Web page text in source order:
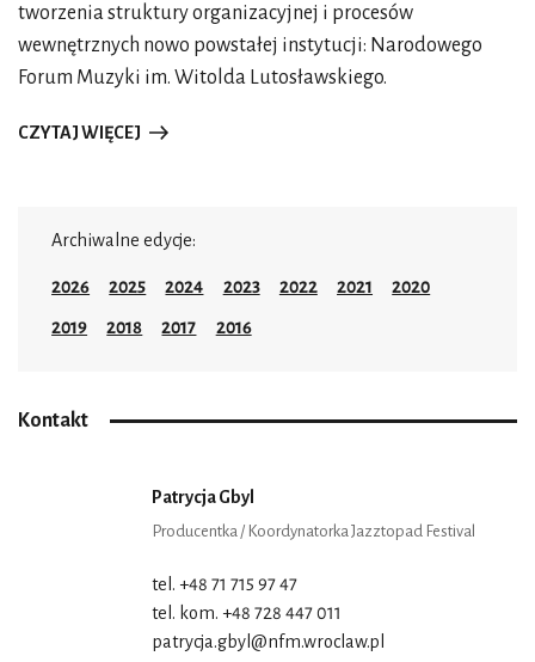
tworzenia struktury organizacyjnej i procesów
wewnętrznych nowo powstałej instytucji: Narodowego
Forum Muzyki im. Witolda Lutosławskiego.
CZYTAJ WIĘCEJ
Archiwalne edycje:
2026 2025 2024 2023 2022 2021 2020
2019 2018 2017 2016
Kontakt
Patrycja Gbyl
Producentka / Koordynatorka Jazztopad Festival
tel. +48 71 715 97 47
tel. kom. +48 728 447 011
patrycja.gbyl@nfm.wroclaw.pl